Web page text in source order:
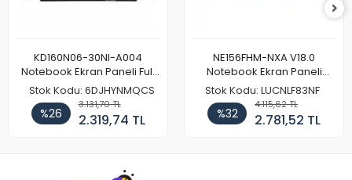
KD160N06-30NI-A004
Notebook Ekran Paneli Full
HD
Stok Kodu: 6DJHYNMQCS
%26
3.131,70 TL
2.319,74 TL
NE156FHM-NXA V18.0
Notebook Ekran Paneli
144Hz
Stok Kodu: LUCNLF83NF
%32
4.115,62 TL
2.781,52 TL